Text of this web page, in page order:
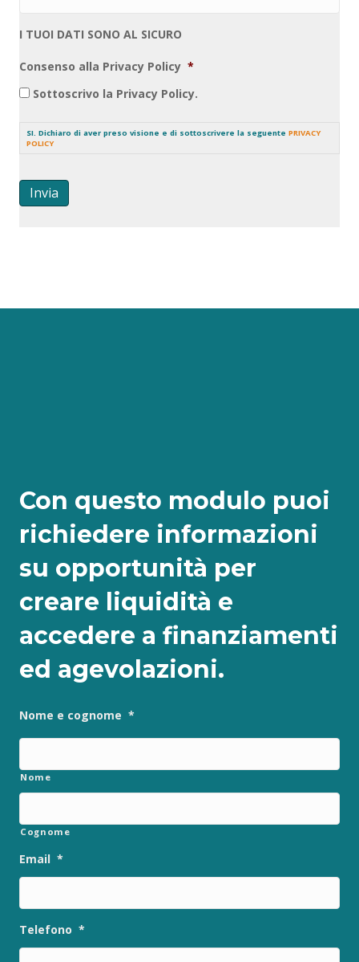
I TUOI DATI SONO AL SICURO
Consenso alla Privacy Policy *
Sottoscrivo la Privacy Policy.
SI. Dichiaro di aver preso visione e di sottoscrivere la seguente PRIVACY
POLICY
Invia
Con questo modulo puoi
richiedere informazioni
su opportunità per
creare liquidità e
accedere a finanziamenti
ed agevolazioni.
Nome e cognome *
Nome
Cognome
Email *
Telefono *